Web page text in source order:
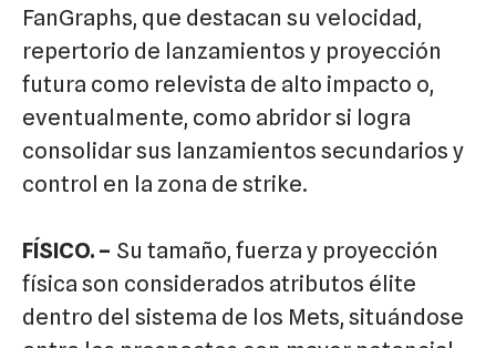
FanGraphs, que destacan su velocidad,
repertorio de lanzamientos y proyección
futura como relevista de alto impacto o,
eventualmente, como abridor si logra
consolidar sus lanzamientos secundarios y
control en la zona de strike.
FÍSICO. – Su tamaño, fuerza y proyección
física son considerados atributos élite
dentro del sistema de los Mets, situándose